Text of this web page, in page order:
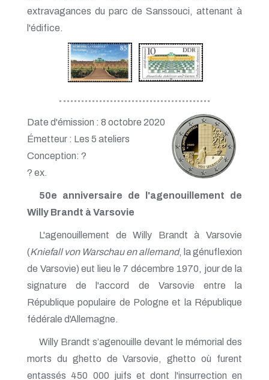
extravagances du parc de Sanssouci, attenant à
l'édifice.
Date d'émission : 8 octobre 2020
Émetteur : Les 5 ateliers
Conception: ?
? ex.
50e anniversaire de l'agenouillement de
Willy Brandt à Varsovie
L'agenouillement de Willy Brandt à Varsovie
(Kniefall von Warschau en allemand, la génuflexion
de Varsovie) eut lieu le 7 décembre 1970, jour de la
signature de l'accord de Varsovie entre la
République populaire de Pologne et la République
fédérale d'Allemagne.
Willy Brandt s’agenouille devant le mémorial des
morts du ghetto de Varsovie, ghetto où furent
entassés 450 000 juifs et dont l'insurrection en